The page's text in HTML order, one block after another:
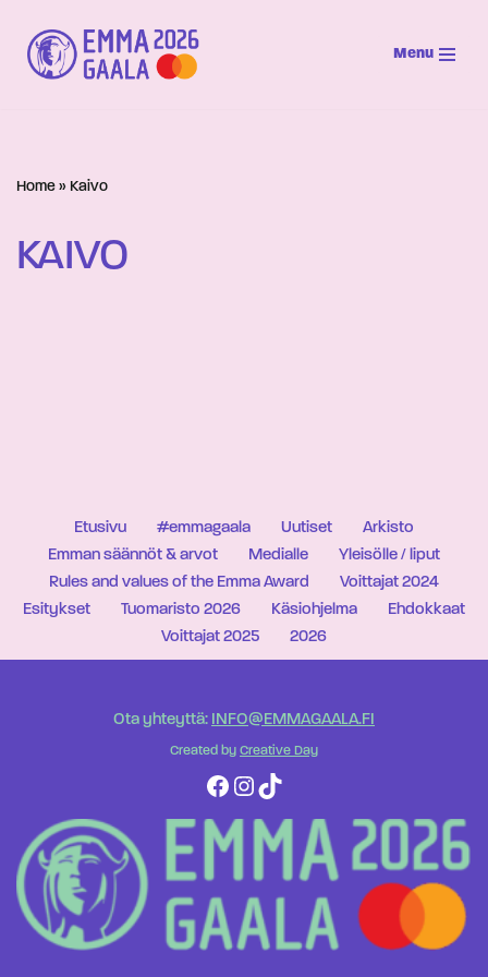
Siirry
suoraan
Menu
Home » Kaivo
KAIVO
Etusivu #emmagaala Uutiset
Arkisto
Emman säännöt & arvot
Medialle
Yleisölle / liput
Rules and values of the Emma Award
Voittajat 2024
Esitykset
Tuomaristo 2026 Käsiohjelma
Ehdokkaat
Voittajat 2025
2026
Ota yhteyttä: INFO@EMMAGAALA.FI
Created by Creative Day